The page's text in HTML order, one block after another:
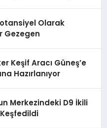
Olarak
Gezegen
Keşif Aracı Güneş’e
Hazırlanıyor
Merkezindeki D9 İkili
Keşfedildi